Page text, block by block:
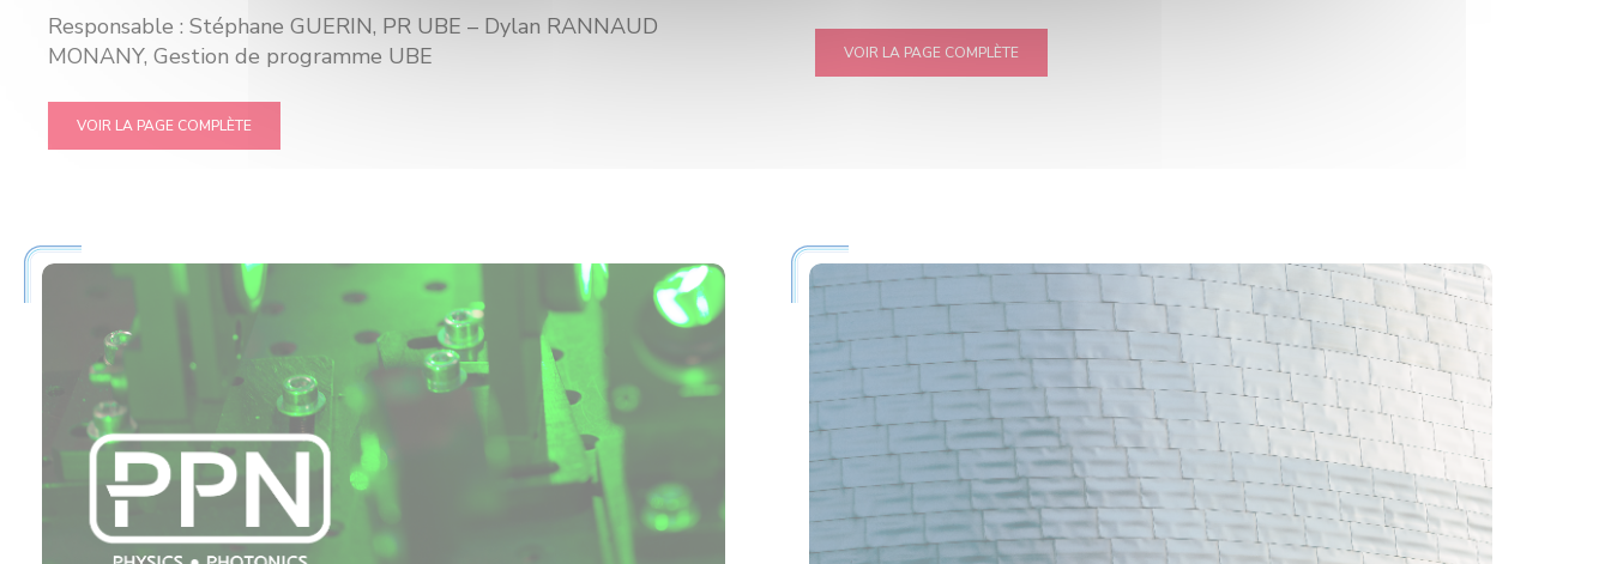
Responsable : Stéphane GUERIN, PR UBE – Dylan RANNAUD
MONANY, Gestion de programme UBE
VOIR LA PAGE COMPLÈTE
VOIR LA PAGE COMPLÈTE